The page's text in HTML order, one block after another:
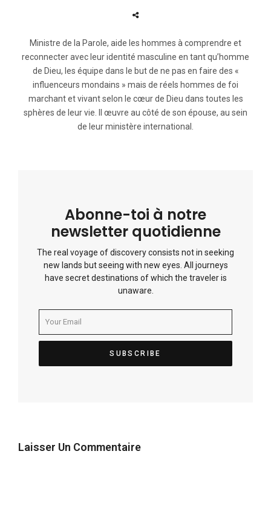
Ministre de la Parole, aide les hommes à comprendre et
reconnecter avec leur identité masculine en tant qu’homme
de Dieu, les équipe dans le but de ne pas en faire des «
influenceurs mondains » mais de réels hommes de foi
marchant et vivant selon le cœur de Dieu dans toutes les
sphères de leur vie. Il œuvre au côté de son épouse, au sein
de leur ministère international.
Abonne-toi à notre
newsletter quotidienne
The real voyage of discovery consists not in seeking
new lands but seeing with new eyes. All journeys
have secret destinations of which the traveler is
unaware.
Laisser Un Commentaire